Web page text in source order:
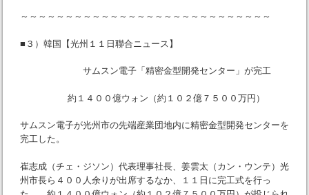
～～～～～～～～～～～～～～～～～～～～～～～～～～～～
■３）韓国【光州１１日聯合ニュース】
サムスン電子「精密金型開発センター」が完工
約１４００億ウォン（約１０２億７５００万円）
サムスン電子が光州市の先端産業団地内に精密金型開発センターを
完工した。
崔志成（チェ・ジソン）代表理事社長、姜雲太（カン・ウンテ）光
州市長ら４００人余りが出席するなか、１１日に完工式を行っ